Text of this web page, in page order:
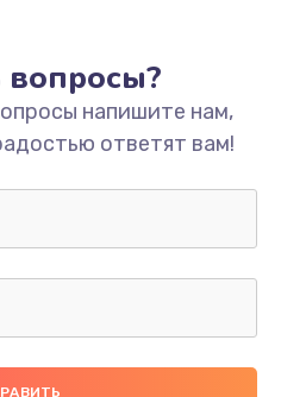
вопросы?
напишите нам,
ответят вам!